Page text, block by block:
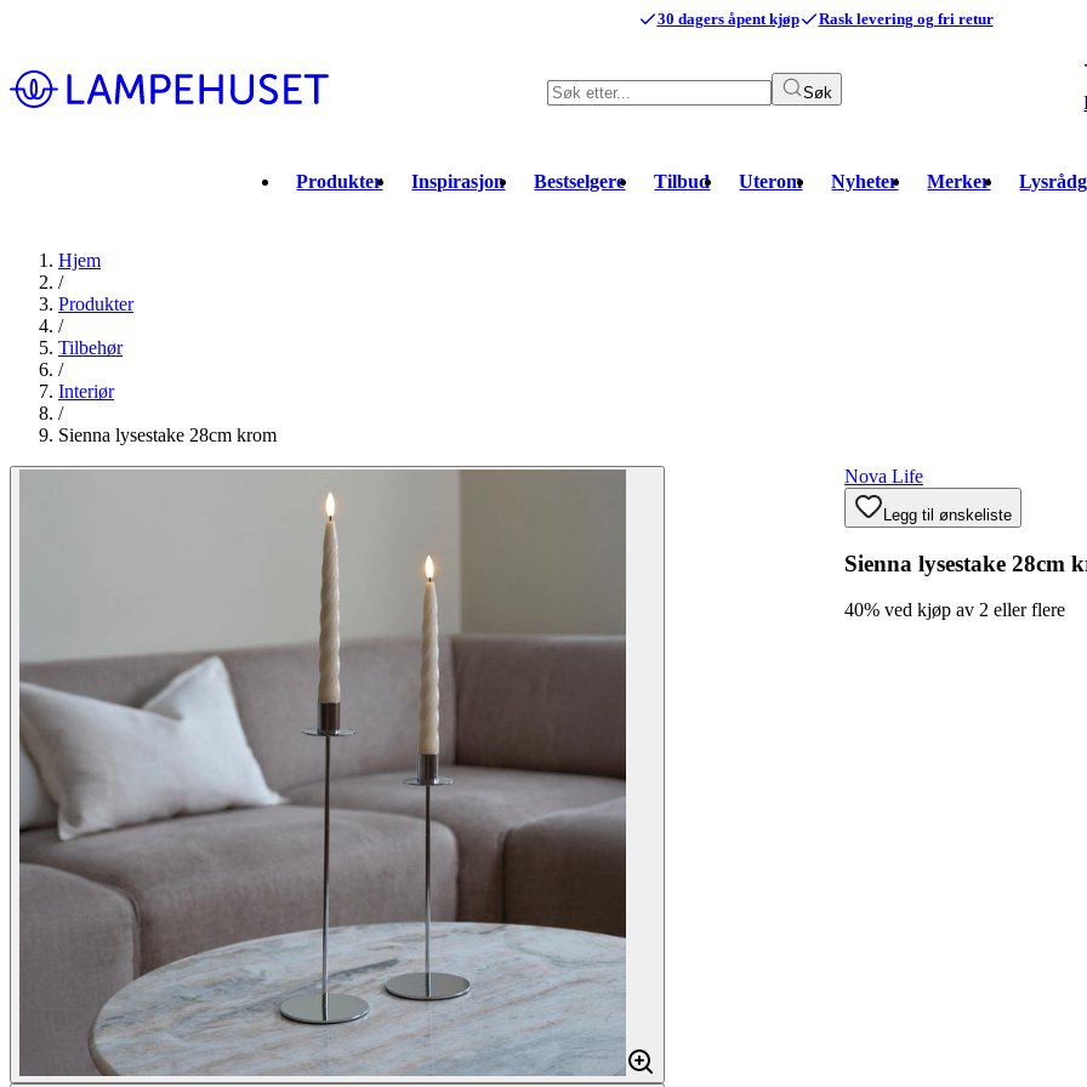
30 dagers åpent kjøp Rask levering og fri retur
Søk
Produkter Inspirasjon Bestselgere Tilbud Uterom Nyheter Merker
Hjem
/
Produkter
/
Tilbehør
/
Interiør
/
Sienna lysestake 28cm krom
Nova Life
Legg til ønskeliste
Sienna lysestake 28cm
40% ved kjøp av 2 eller flere